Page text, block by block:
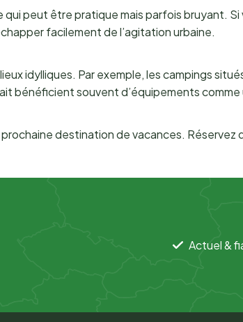
peut être pratique mais parfois bruyant.
facilement de l’agitation urbaine.
idylliques. Par exemple, les campings
bénéficient souvent d’équipements comme
destination de vacances. Réservez
Actuel &